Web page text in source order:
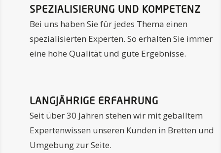
SPEZIALISIERUNG UND KOMPETENZ
Bei uns haben Sie für jedes Thema einen
spezialisierten Experten. So erhalten Sie immer
eine hohe Qualität und gute Ergebnisse.
LANGJÄHRIGE ERFAHRUNG
Seit über 30 Jahren stehen wir mit geballtem
Expertenwissen unseren Kunden in Bretten und
Umgebung zur Seite.